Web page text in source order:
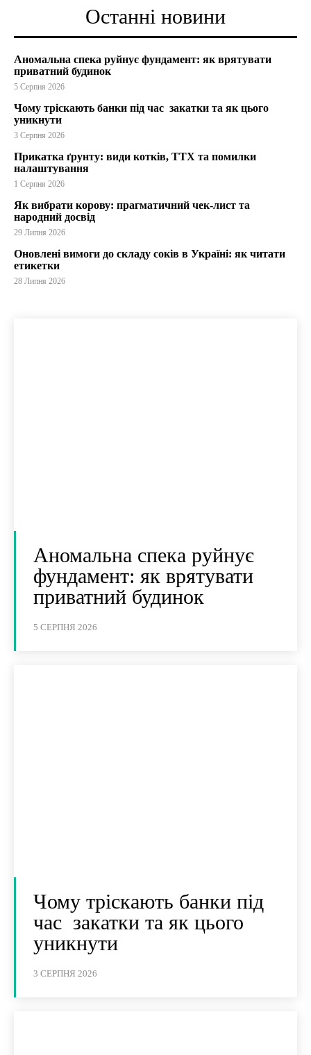
Останні новини
Аномальна спека руйнує фундамент: як врятувати
приватний будинок
5 Серпня 2026
Чому тріскають банки під час закатки та як цього
уникнути
3 Серпня 2026
Прикатка ґрунту: види котків, ТТХ та помилки
налаштування
1 Серпня 2026
Як вибрати корову: прагматичний чек-лист та
народний досвід
29 Липня 2026
Оновлені вимоги до складу соків в Україні: як читати
етикетки
28 Липня 2026
Аномальна спека руйнує
фундамент: як врятувати
приватний будинок
5 СЕРПНЯ 2026
Чому тріскають банки під
час закатки та як цього
уникнути
3 СЕРПНЯ 2026